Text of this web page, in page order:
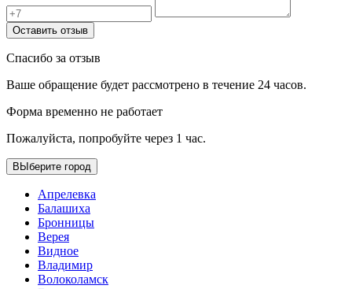
Оставить отзыв
Спасибо за отзыв
Ваше обращение будет рассмотрено в течение 24 часов.
Форма временно не работает
Пожалуйста, попробуйте через 1 час.
ВЫберите город
Апрелевка
Балашиха
Бронницы
Верея
Видное
Владимир
Волоколамск